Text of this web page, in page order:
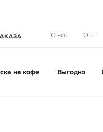
О нас Опт
на кофе Выгодно